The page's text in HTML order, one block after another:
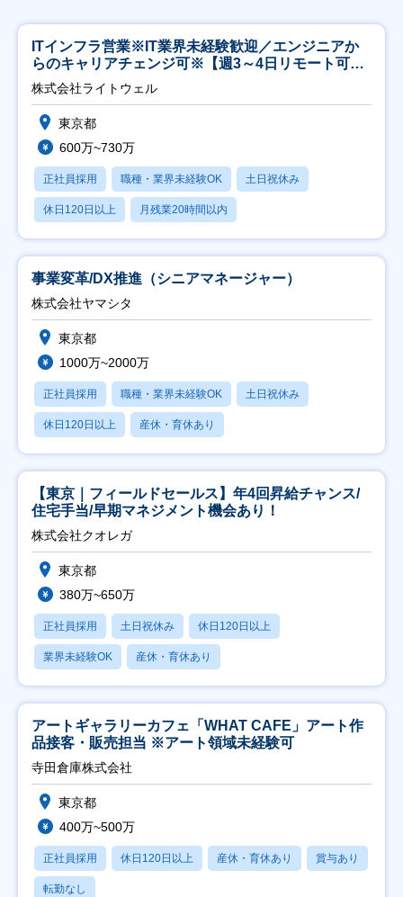
ITインフラ営業※IT業界未経験歓迎／エンジニアか
らのキャリアチェンジ可※【週3～4日リモート可
能】
株式会社ライトウェル
東京都
600万~730万
正社員採用 職種・業界未経験OK 土日祝休み
休日120日以上 月残業20時間以内
事業変革/DX推進（シニアマネージャー）
株式会社ヤマシタ
東京都
1000万~2000万
正社員採用 職種・業界未経験OK 土日祝休み
休日120日以上 産休・育休あり
【東京｜フィールドセールス】年4回昇給チャンス/
住宅手当/早期マネジメント機会あり！
株式会社クオレガ
東京都
380万~650万
正社員採用 土日祝休み 休日120日以上
業界未経験OK 産休・育休あり
アートギャラリーカフェ「WHAT CAFE」アート作
品接客・販売担当 ※アート領域未経験可
寺田倉庫株式会社
東京都
400万~500万
正社員採用 休日120日以上 産休・育休あり 賞与あり
転勤なし